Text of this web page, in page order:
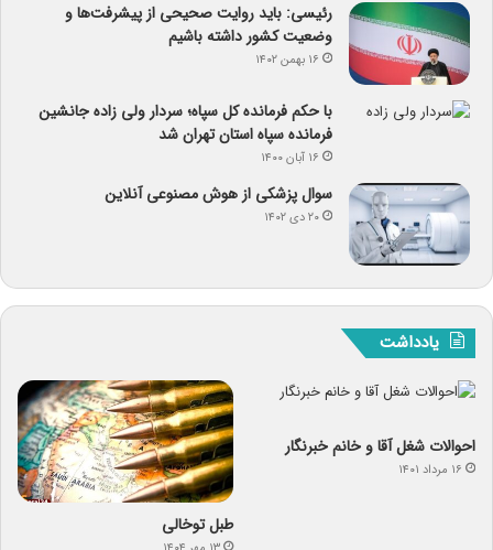
رئیسی: باید روایت صحیحی از پیشرفت‌ها و
وضعیت کشور داشته باشیم
۱۶ بهمن ۱۴۰۲
با حکم فرمانده کل سپاه؛ سردار ولی زاده جانشین
فرمانده سپاه استان تهران شد
۱۶ آبان ۱۴۰۰
سوال پزشکی از هوش مصنوعی آنلاین
۲۰ دی ۱۴۰۲
یادداشت
احوالات شغل آقا و خانم خبرنگار
۱۶ مرداد ۱۴۰۱
طبل توخالی